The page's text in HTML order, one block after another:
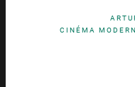
CINÉMA